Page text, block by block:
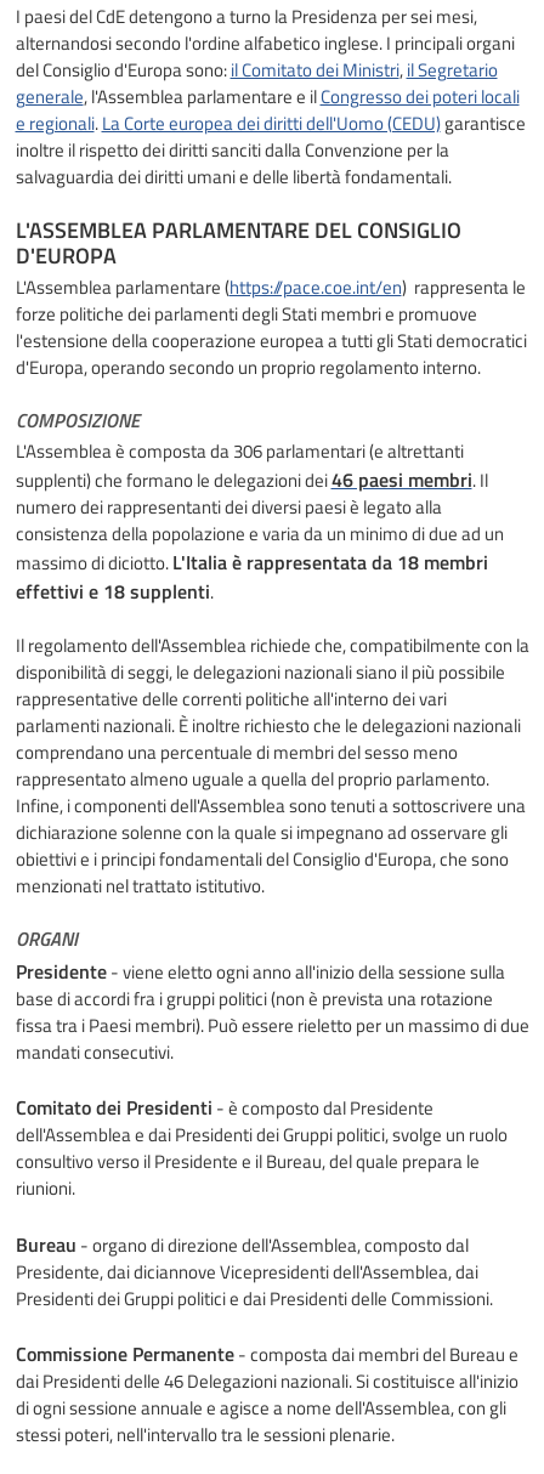
I paesi del CdE detengono a turno la Presidenza per sei mesi,
alternandosi secondo l'ordine alfabetico inglese. I principali organi
del Consiglio d'Europa sono:il Comitato dei Ministri,il Segretario
generale, l'Assemblea parlamentare e ilCongresso dei poteri locali
e regionali.La Corte europea dei diritti dell'Uomo (CEDU)garantisce
inoltre il rispetto dei diritti sanciti dalla Convenzione per la
salvaguardia dei diritti umani e delle libertà fondamentali.
L'ASSEMBLEA PARLAMENTARE DEL CONSIGLIO
D'EUROPA
L'Assemblea parlamentare (https://pace.coe.int/en) rappresenta le
forze politiche dei parlamenti degli Stati membri e promuove
l'estensione della cooperazione europea a tutti gli Stati democratici
d'Europa, operando secondo un proprio regolamento interno.
COMPOSIZIONE
L'Assemblea è composta da 306 parlamentari (e altrettanti
supplenti) che formano le delegazioni dei46 paesi membri. Il
numero dei rappresentanti dei diversi paesi è legato alla
consistenza della popolazione e varia da un minimo di due ad un
massimo di diciotto.L'Italia è rappresentata da 18 membri
effettivi e 18 supplenti.
Il regolamento dell'Assemblea richiede che, compatibilmente con la
disponibilità di seggi, le delegazioni nazionali siano il più possibile
rappresentative delle correnti politiche all'interno dei vari
parlamenti nazionali. È inoltre richiesto che le delegazioni nazionali
comprendano una percentuale di membri del sesso meno
rappresentato almeno uguale a quella del proprio parlamento.
Infine, i componenti dell'Assemblea sono tenuti a sottoscrivere una
dichiarazione solenne con la quale si impegnano ad osservare gli
obiettivi e i principi fondamentali del Consiglio d'Europa, che sono
menzionati nel trattato istitutivo.
ORGANI
Presidente- viene eletto ogni anno all'inizio della sessione sulla
base di accordi fra i gruppi politici (non è prevista una rotazione
fissa tra i Paesi membri). Può essere rieletto per un massimo di due
mandati consecutivi.
Comitato dei Presidenti - è composto dal Presidente
dell'Assemblea e dai Presidenti dei Gruppi politici, svolge un ruolo
consultivo verso il Presidente e il Bureau, del quale prepara le
riunioni.
Bureau - organo di direzione dell'Assemblea, composto dal
Presidente, dai diciannove Vicepresidenti dell'Assemblea, dai
Presidenti dei Gruppi politici e dai Presidenti delle Commissioni.
Commissione Permanente- composta dai membri del Bureau e
dai Presidenti delle 46 Delegazioni nazionali. Si costituisce all'inizio
di ogni sessione annuale e agisce a nome dell'Assemblea, con gli
stessi poteri, nell'intervallo tra le sessioni plenarie.